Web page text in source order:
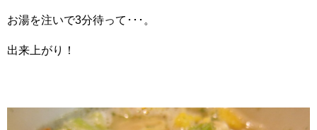
お湯を注いで3分待って･･･。
出来上がり！